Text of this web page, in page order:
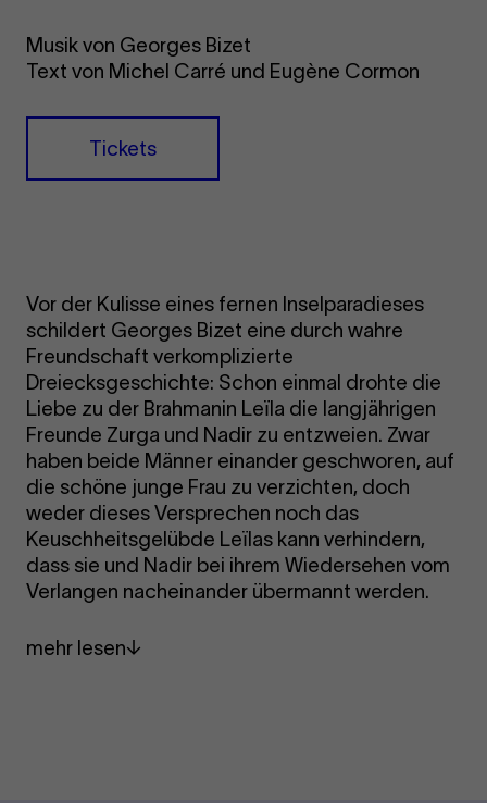
Musik von Georges Bizet
Text von Michel Carré und Eugène Cormon
Tickets
Vor der Kulisse eines fernen Inselparadieses
schildert Georges Bizet eine durch wahre
Freundschaft verkomplizierte
Dreiecksgeschichte: Schon einmal drohte die
Liebe zu der Brahmanin Leïla die langjährigen
Freunde Zurga und Nadir zu entzweien. Zwar
haben beide Männer einander geschworen, auf
die schöne junge Frau zu verzichten, doch
weder dieses Versprechen noch das
Keuschheitsgelübde Leïlas kann verhindern,
dass sie und Nadir bei ihrem Wiedersehen vom
Verlangen nacheinander übermannt werden.
mehr lesen